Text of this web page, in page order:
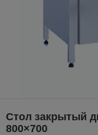
Стол закрытый
800×700